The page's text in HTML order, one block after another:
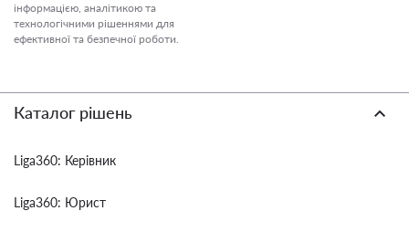
інформацією, аналітикою та
технологічними рішеннями для
ефективної та безпечної роботи.
Каталог рішень
Liga360: Керівник
Liga360: Юрист